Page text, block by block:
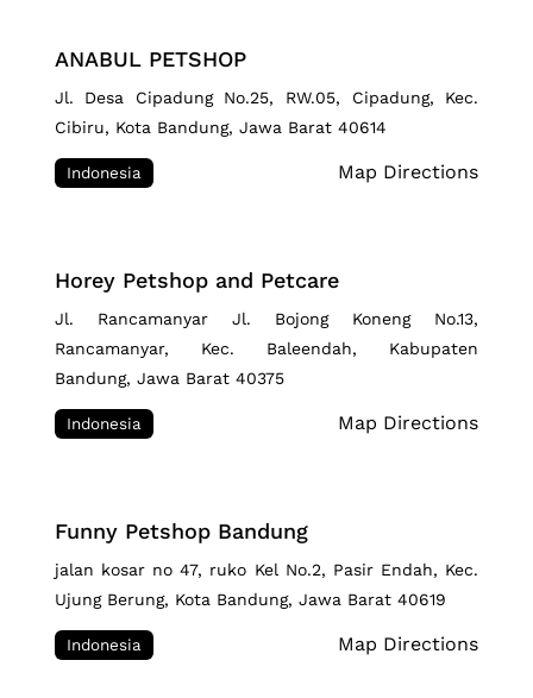
ANABUL PETSHOP
Jl. Desa Cipadung No.25, RW.05, Cipadung, Kec.
Cibiru, Kota Bandung, Jawa Barat 40614
Indonesia Map Directions
Horey Petshop and Petcare
Jl. Rancamanyar Jl. Bojong Koneng No.13,
Rancamanyar, Kec. Baleendah, Kabupaten
Bandung, Jawa Barat 40375
Indonesia Map Directions
Funny Petshop Bandung
jalan kosar no 47, ruko Kel No.2, Pasir Endah, Kec.
Ujung Berung, Kota Bandung, Jawa Barat 40619
Indonesia Map Directions